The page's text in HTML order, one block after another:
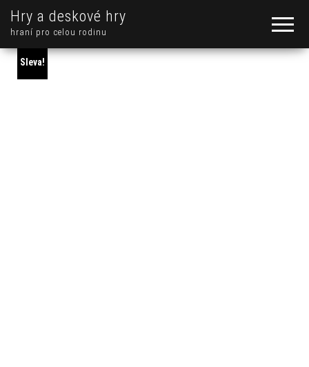
Hry a deskové hry
hraní pro celou rodinu
Sleva!